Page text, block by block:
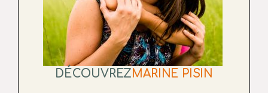
DÉCOUVREZMARINE PISIN